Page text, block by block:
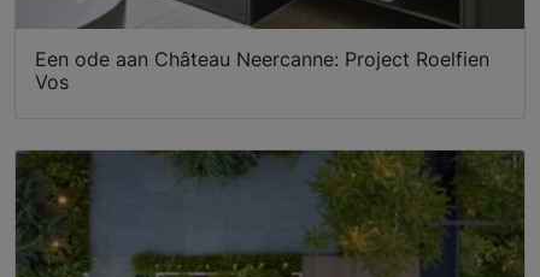
Een ode aan Château Neercanne: Project Roelfien
Vos